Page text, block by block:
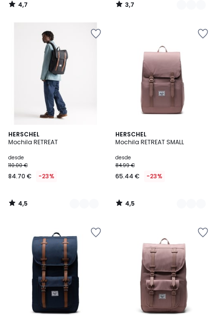
4,7
/
3,7
/
HERSCHEL
Mochila RETREAT
desde
110.00 €
84.70 € -23%
4,5
/ 5
4
Colores
4,5
/
HERSCHEL
Mochila RETREAT SMALL
desde
84.99 €
65.44 € -23%
4,5
/ 5
4
Colores
4,5
/